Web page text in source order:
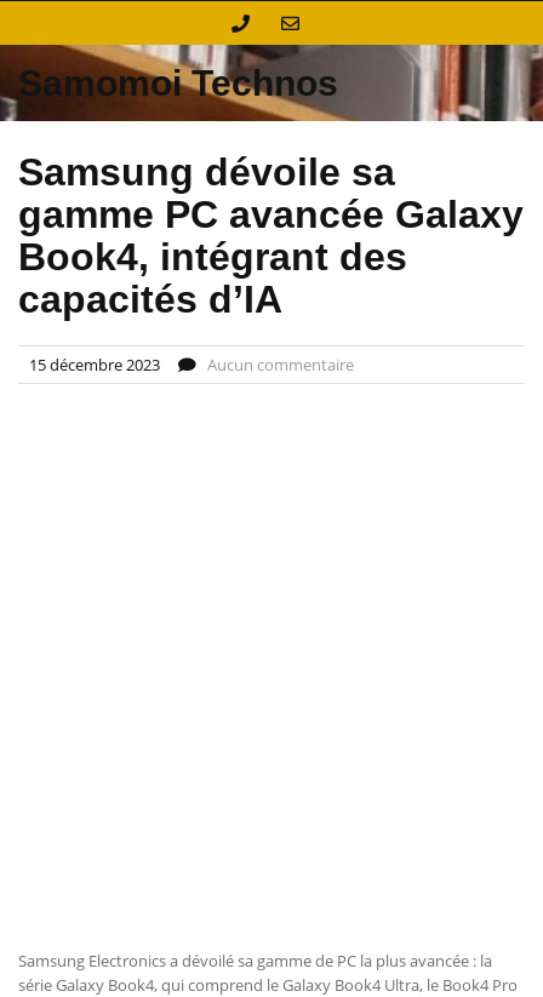
Samomoi Technos
Samsung dévoile sa
gamme PC avancée Galaxy
Book4, intégrant des
capacités d’IA
15 décembre 2023 Aucun commentaire
Samsung Electronics a dévoilé sa gamme de PC la plus avancée : la
série Galaxy Book4, qui comprend le Galaxy Book4 Ultra, le Book4 Pro